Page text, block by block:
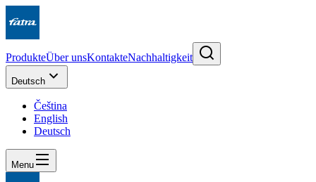
ProdukteÜber unsKontakteNachhaltigkeit
Deutsch
Čeština
English
Deutsch
Menu